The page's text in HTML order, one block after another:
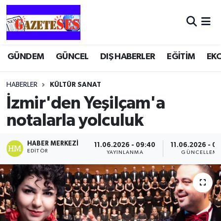
GÜNDEM GÜNCEL DIŞ HABERLER EĞİTİM
HABERLER KÜLTÜR SANAT
İzmir'den Yeşilçam'a
notalarla yolculuk
HABER MERKEZI
EDITÖR
11.06.2026 - 09:40
YAYINLANMA
11.06.2026 -
GÜNCELLEME